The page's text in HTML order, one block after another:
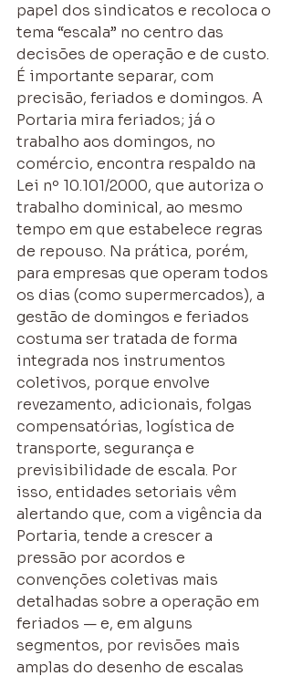
papel dos sindicatos e recoloca o
tema “escala” no centro das
decisões de operação e de custo.
É importante separar, com
precisão, feriados e domingos. A
Portaria mira feriados; já o
trabalho aos domingos, no
comércio, encontra respaldo na
Lei nº 10.101/2000, que autoriza o
trabalho dominical, ao mesmo
tempo em que estabelece regras
de repouso. Na prática, porém,
para empresas que operam todos
os dias (como supermercados), a
gestão de domingos e feriados
costuma ser tratada de forma
integrada nos instrumentos
coletivos, porque envolve
revezamento, adicionais, folgas
compensatórias, logística de
transporte, segurança e
previsibilidade de escala. Por
isso, entidades setoriais vêm
alertando que, com a vigência da
Portaria, tende a crescer a
pressão por acordos e
convenções coletivas mais
detalhadas sobre a operação em
feriados — e, em alguns
segmentos, por revisões mais
amplas do desenho de escalas